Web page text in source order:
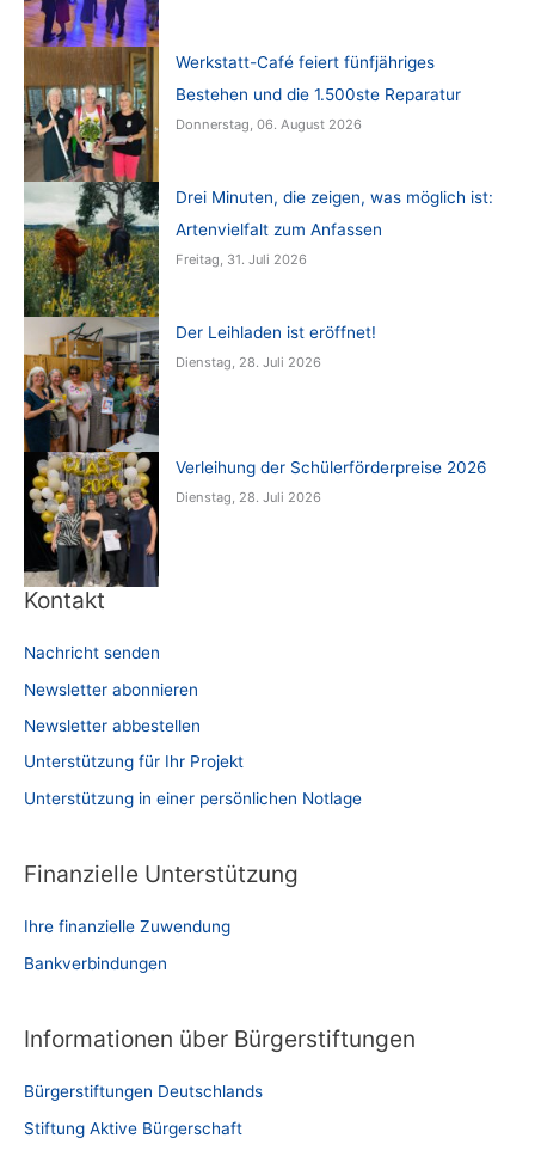
Werkstatt-Café feiert fünfjähriges
Bestehen und die 1.500ste Reparatur
Donnerstag, 06. August 2026
Drei Minuten, die zeigen, was möglich ist:
Artenvielfalt zum Anfassen
Freitag, 31. Juli 2026
Der Leihladen ist eröffnet!
Dienstag, 28. Juli 2026
Verleihung der Schülerförderpreise 2026
Dienstag, 28. Juli 2026
Kontakt
Nachricht senden
Newsletter abonnieren
Newsletter abbestellen
Unterstützung für Ihr Projekt
Unterstützung in einer persönlichen Notlage
Finanzielle Unterstützung
Ihre finanzielle Zuwendung
Bankverbindungen
Informationen über Bürgerstiftungen
Bürgerstiftungen Deutschlands
Stiftung Aktive Bürgerschaft